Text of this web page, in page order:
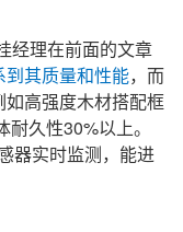
经理在前面的文章
其质量和性能，而
高强度木材搭配框
久性30%以上‌。
器实时监测，能进